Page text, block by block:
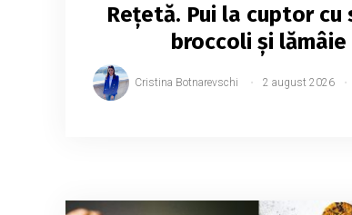
Rețetă. Pui la cuptor cu
broccoli și lămâie
Cristina Botnarevschi 2 august 2026